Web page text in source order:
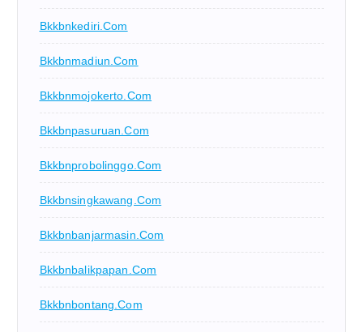
Bkkbnkediri.com
Bkkbnmadiun.com
Bkkbnmojokerto.com
Bkkbnpasuruan.com
Bkkbnprobolinggo.com
Bkkbnsingkawang.com
Bkkbnbanjarmasin.com
Bkkbnbalikpapan.com
Bkkbnbontang.com